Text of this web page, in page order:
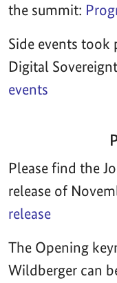
the summit:
Side events took
Digital
events
Please find the
release of
release
The Opening
Wildberger can